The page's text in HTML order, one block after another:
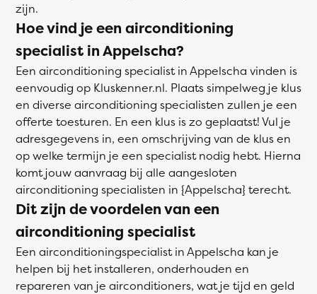
zijn.
Hoe vind je een airconditioning
specialist in Appelscha?
Een airconditioning specialist in Appelscha vinden is
eenvoudig op Kluskenner.nl. Plaats simpelweg je klus
en diverse airconditioning specialisten zullen je een
offerte toesturen. En een klus is zo geplaatst! Vul je
adresgegevens in, een omschrijving van de klus en
op welke termijn je een specialist nodig hebt. Hierna
komt jouw aanvraag bij alle aangesloten
airconditioning specialisten in {Appelscha} terecht.
Dit zijn de voordelen van een
airconditioning specialist
Een airconditioningspecialist in Appelscha kan je
helpen bij het installeren, onderhouden en
repareren van je airconditioners, wat je tijd en geld